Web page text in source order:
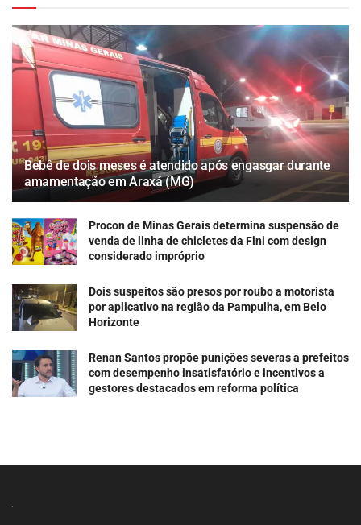
Bebê de dois meses é atendido após engasgar durante
amamentação em Araxá (MG)
Procon de Minas Gerais determina suspensão de
venda de linha de chicletes da Fini com design
considerado impróprio
Dois suspeitos são presos por roubo a motorista
por aplicativo na região da Pampulha, em Belo
Horizonte
Renan Santos propõe punições severas a prefeitos
com desempenho insatisfatório e incentivos a
gestores destacados em reforma política